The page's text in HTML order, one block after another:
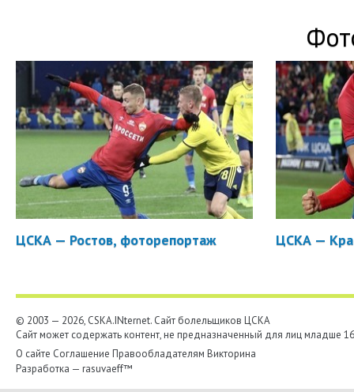
ЦСКА — Ростов, фоторепортаж ЦСКА —
© 2003 — 2026, CSKA.INternet. Cайт болельщиков ЦСКА
Сайт может содержать контент, не предназначенный для лиц младше
О сайте Соглашение Правообладателям Викторина
Разработка — rasuvaeff™